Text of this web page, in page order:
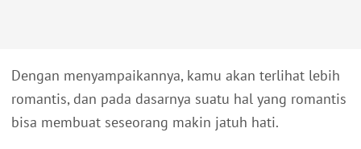
Dengan menyampaikannya, kamu akan terlihat lebih
romantis, dan pada dasarnya suatu hal yang romantis
bisa membuat seseorang makin jatuh hati.